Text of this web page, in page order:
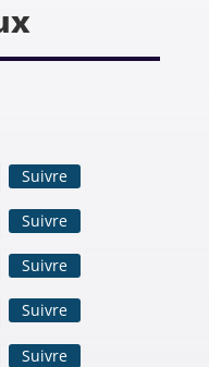
Suivre
Suivre
Suivre
Suivre
Suivre